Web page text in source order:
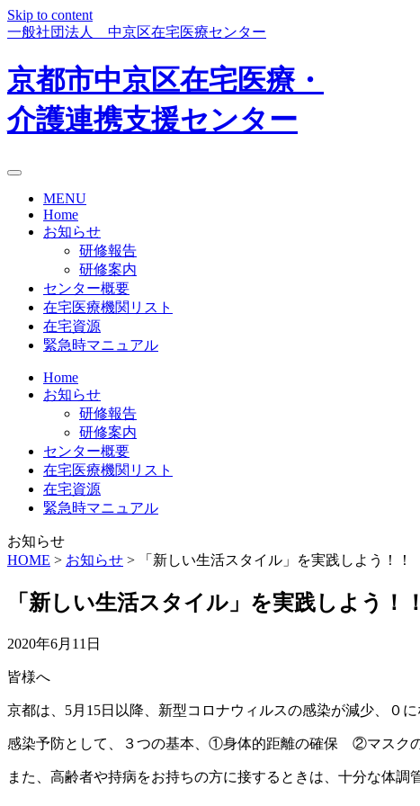
Skip to content
一般社団法人 中京区在宅医療センター
京都市中京区在宅医療・
介護連携支援センター
MENU
Home
お知らせ
研修報告
研修案内
センター概要
在宅医療機関リスト
在宅資源
緊急時マニュアル
Home
お知らせ
研修報告
研修案内
センター概要
在宅医療機関リスト
在宅資源
緊急時マニュアル
お知らせ
HOME > お知らせ > 「新しい生活スタイル」を実践しよう！！
「新しい生活スタイル」を実践しよう！！
2020年6月11日
皆様へ
京都は、5月15日以降、新型コロナウィルスの感染が減少、０
感染予防として、３つの基本、①身体的距離の確保 ②マスク
また、高齢者や持病をお持ちの方に接するときは、十分な体調